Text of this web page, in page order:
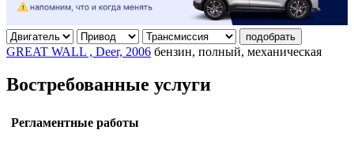
подобрать
GREAT WALL , Deer, 2006 бензин, полный, механическая
Востребованные услуги
Регламентные работы